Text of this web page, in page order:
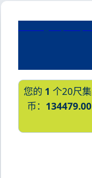
您的 1 个20尺
币： 134479.00